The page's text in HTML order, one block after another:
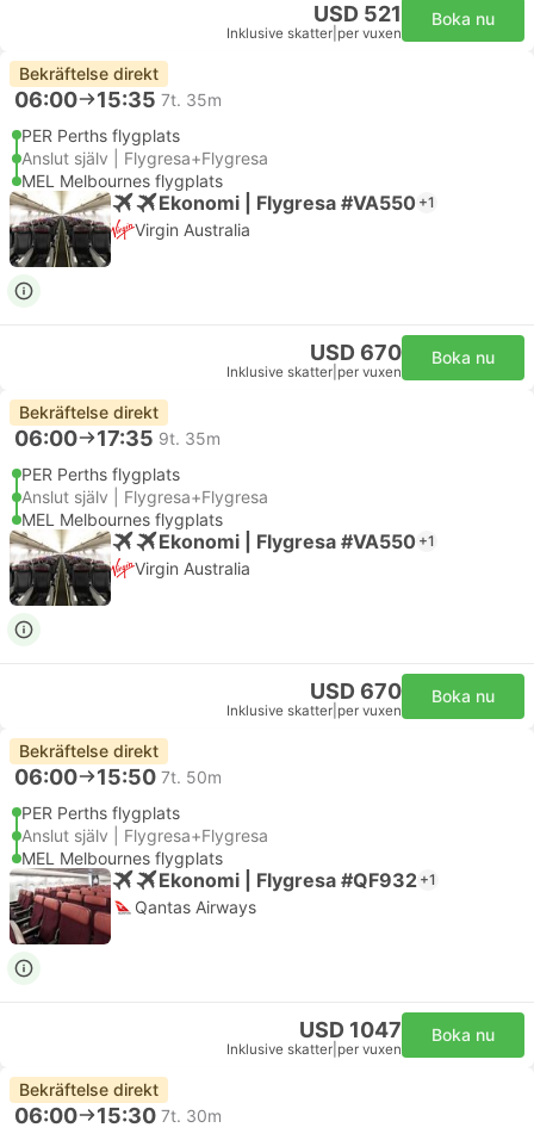
USD 521
Inklusive skatter per vuxen
Boka nu
Bekräftelse direkt
06:00 15:35 7t. 35m
PER Perths flygplats
Anslut själv | Flygresa+Flygresa
MEL Melbournes flygplats
Ekonomi | Flygresa #VA550 +1
Virgin Australia
USD 670
Inklusive skatter per vuxen
Boka nu
Bekräftelse direkt
06:00 17:35 9t. 35m
PER Perths flygplats
Anslut själv | Flygresa+Flygresa
MEL Melbournes flygplats
Ekonomi | Flygresa #VA550 +1
Virgin Australia
USD 670
Inklusive skatter per vuxen
Boka nu
Bekräftelse direkt
06:00 15:50 7t. 50m
PER Perths flygplats
Anslut själv | Flygresa+Flygresa
MEL Melbournes flygplats
Ekonomi | Flygresa #QF932 +1
Qantas Airways
USD 1047
Inklusive skatter per vuxen
Boka nu
Bekräftelse direkt
06:00 15:30 7t. 30m